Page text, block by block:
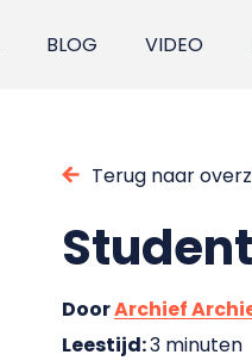
BLOG VIDEO
Terug naar
DoorArchief
Leestijd:3 minuten